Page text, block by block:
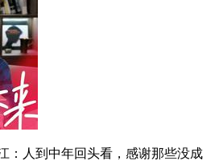
：人到中年回头看，感谢那些没成